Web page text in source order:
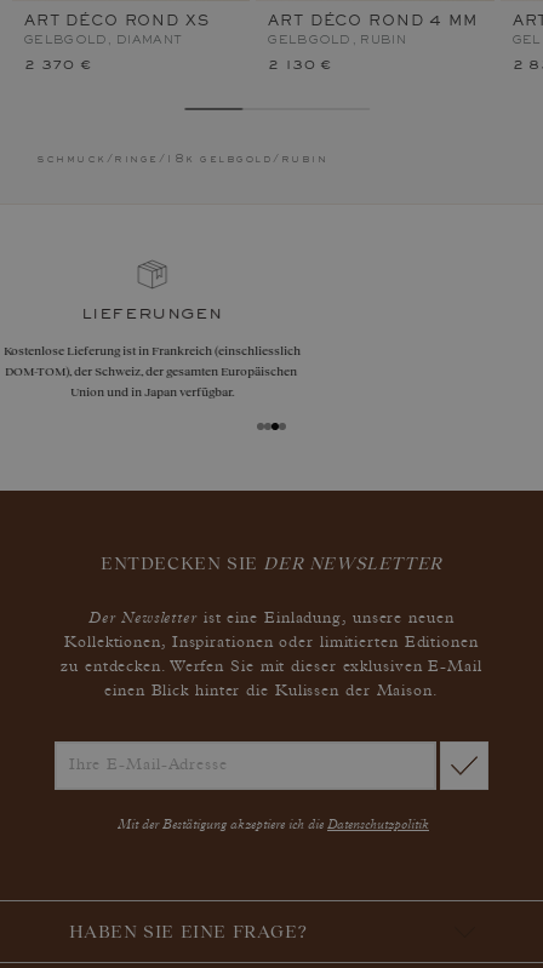
ART DÉCO ROND XS
GELBGOLD, DIAMANT
2 370 €
ART DÉCO ROND 4 MM
GELBGOLD, RUBIN
2 130 € 2
schmuck / ringe / 18k gelbgold / rubin
garantien
Grössenanpassungen, Umtausch oder Rückgaben sind
innerhalb von 30 Tagen nach Erhalt möglich, auch für
gravierten Schmuck.
ENTDECKEN SIE DER NEWSLETTER
Der Newsletterist eine Einladung, unsere neuen
Kollektionen, Inspirationen oder limitierten Editionen
zu entdecken. Werfen Sie mit dieser exklusiven E-Mail
einen Blick hinter die Kulissen der Maison.
Mit der Bestätigung akzeptiere ich die Datenschutzpolitik
HABEN SIE EINE FRAGE?